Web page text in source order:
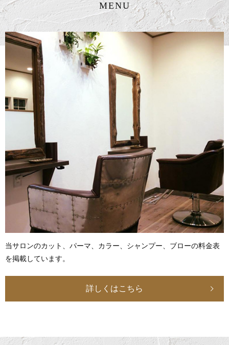
MENU
当サロンのカット、パーマ、カラー、シャンプー、ブローの料金表
を掲載しています。
詳しくはこちら